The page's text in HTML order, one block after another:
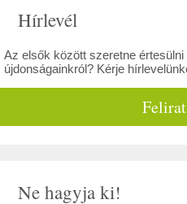
Hírlevél
Az elsők között szeretne
újdonságainkról? Kérje
Ne hagyja ki!